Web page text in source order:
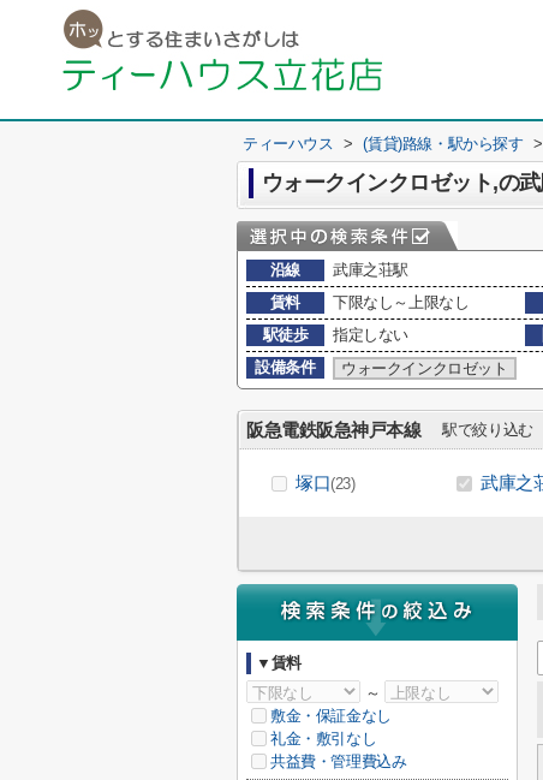
ティーハウス > (賃貸)路線・駅から探す >
ウォークインクロゼット,の
沿線
武庫之荘駅
賃料
下限なし～上限なし
駅徒歩
指定しない
設備条件
ウォークインクロゼット
阪急電鉄阪急神戸本線 駅で絞り込む
塚口(23) 武庫之
▼賃料
～
敷金・保証金なし
礼金・敷引なし
共益費・管理費込み